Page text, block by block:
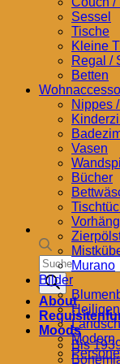
Products
search
About
Moods
Bis
Sessel
Tische
Kleine
Regal /
Betten
Nippes
Vasen
Bücher
Murano
Bilder
Modern